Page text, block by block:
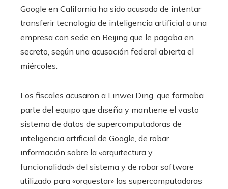
Google en California ha sido acusado de intentar
transferir tecnología de inteligencia artificial a una
empresa con sede en Beijing que le pagaba en
secreto, según una acusación federal abierta el
miércoles.
Los fiscales acusaron a Linwei Ding, que formaba
parte del equipo que diseña y mantiene el vasto
sistema de datos de supercomputadoras de
inteligencia artificial de Google, de robar
información sobre la «arquitectura y
funcionalidad» del sistema y de robar software
utilizado para «orquestar» las supercomputadoras